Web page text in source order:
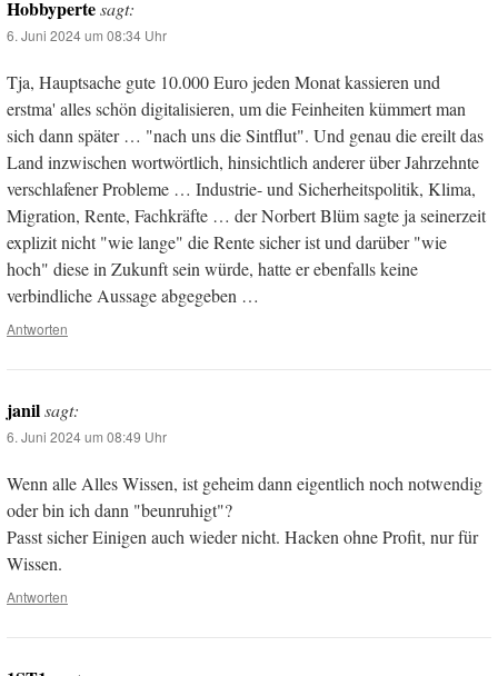
Hobbypertesagt:
6. Juni 2024 um 08:34 Uhr
Tja, Hauptsache gute 10.000 Euro jeden Monat kassieren und
erstma' alles schön digitalisieren, um die Feinheiten kümmert man
sich dann später … "nach uns die Sintflut". Und genau die ereilt das
Land inzwischen wortwörtlich, hinsichtlich anderer über Jahrzehnte
verschlafener Probleme … Industrie- und Sicherheitspolitik, Klima,
Migration, Rente, Fachkräfte … der Norbert Blüm sagte ja seinerzeit
explizit nicht "wie lange" die Rente sicher ist und darüber "wie
hoch" diese in Zukunft sein würde, hatte er ebenfalls keine
verbindliche Aussage abgegeben …
Antworten
janilsagt:
6. Juni 2024 um 08:49 Uhr
Wenn alle Alles Wissen, ist geheim dann eigentlich noch notwendig
oder bin ich dann "beunruhigt"?
Passt sicher Einigen auch wieder nicht. Hacken ohne Profit, nur für
Wissen.
Antworten